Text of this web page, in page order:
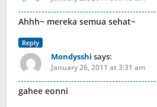
Ahhh~ mereka semua sehat~
Reply
Mondysshi says:
January 26, 2011 at 3:31 am
gahee eonni